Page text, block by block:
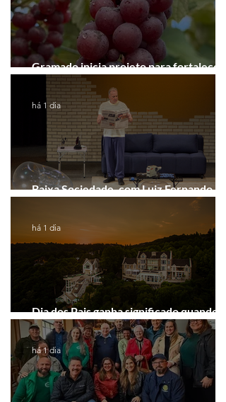
Gramado inicia projeto para fortalecer a
Rota do Vinho
Baixa Sociedade, com Luiz Fernando
Guimarães, chega a Novo Hamburgo
há 1 dia
Dia dos Pais ganha significado quando o
presente é viver experiências juntos
há 1 dia
há 1 dia